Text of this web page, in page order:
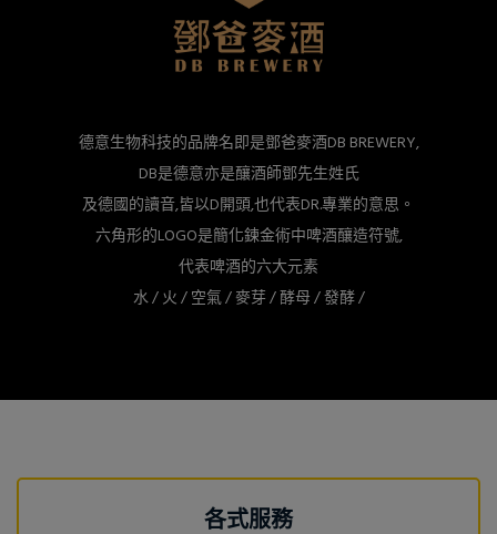
德意生物科技的品牌名即是鄧爸麥酒DB BREWERY,
DB是德意亦是釀酒師鄧先生姓氏
及德國的讀音,皆以D開頭,也代表DR.專業的意思。
六角形的LOGO是簡化鍊金術中啤酒釀造符號,
代表啤酒的六大元素
水 / 火 / 空氣 / 麥芽 / 酵母 / 發酵 /
各式服務